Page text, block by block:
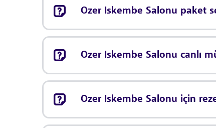
Ozer Iskembe Salonu paket
Ozer Iskembe Salonu canlı
Ozer Iskembe Salonu için